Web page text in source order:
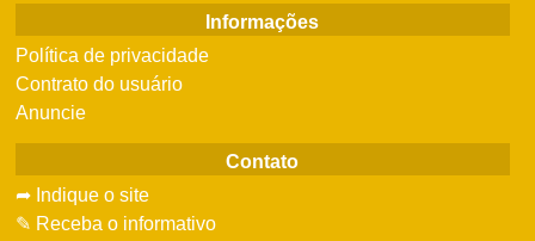
Informações
Política de privacidade
Contrato do usuário
Anuncie
Contato
➦ Indique o site
✎ Receba o informativo